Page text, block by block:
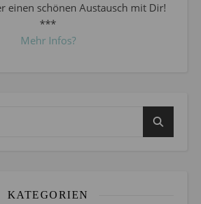
einen schönen Austausch mit Dir!
***
Mehr Infos?
KATEGORIEN